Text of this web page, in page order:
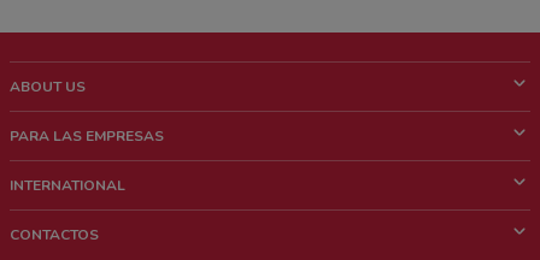
ABOUT US
¿Quiénes Somos?
Trabaja con nosotros
PARA LAS EMPRESAS
Contacto comercial
INTERNATIONAL
CONTACTOS